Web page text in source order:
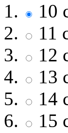
10
11
12
13
14
15